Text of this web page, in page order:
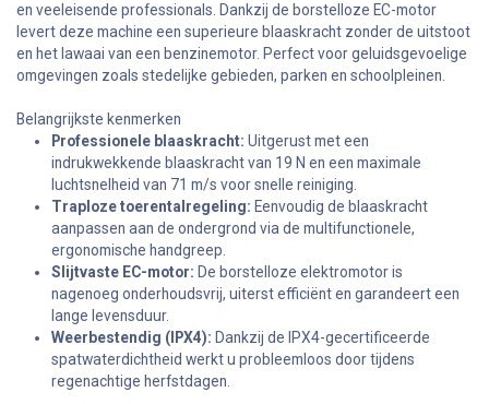
en veeleisende professionals. Dankzij de borstelloze EC-motor
levert deze machine een superieure blaaskracht zonder de uitstoot
en het lawaai van een benzinemotor. Perfect voor geluidsgevoelige
omgevingen zoals stedelijke gebieden, parken en schoolpleinen.
Belangrijkste kenmerken
Professionele blaaskracht: Uitgerust met een
indrukwekkende blaaskracht van 19 N en een maximale
luchtsnelheid van 71 m/s voor snelle reiniging.
Traploze toerentalregeling: Eenvoudig de blaaskracht
aanpassen aan de ondergrond via de multifunctionele,
ergonomische handgreep.
Slijtvaste EC-motor: De borstelloze elektromotor is
nagenoeg onderhoudsvrij, uiterst efficiënt en garandeert een
lange levensduur.
Weerbestendig (IPX4): Dankzij de IPX4-gecertificeerde
spatwaterdichtheid werkt u probleemloos door tijdens
regenachtige herfstdagen.